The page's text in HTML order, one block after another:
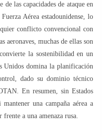
las capacidades de ataque en
Aérea estadounidense, lo
conflicto convencional con
aeronaves, muchas de ellas son
la sostenibilidad en un
Unidos domina la planificación
dado su dominio técnico
En resumen, sin Estados
una campaña aérea a
frente a una amenaza rusa.